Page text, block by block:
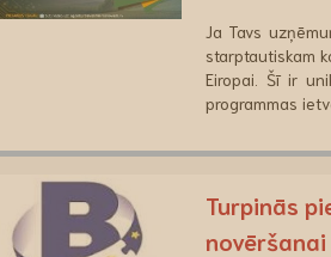
Ja Tavs
starptautiskam
Eiropai. Šī ir
programmas
Turpinās
novēršanai